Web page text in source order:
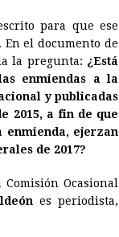
para que ese
el documento de
la pregunta: ¿Está
enmiendas a la
y publicadas
2015, a fin de que
enmienda, ejerzan
de 2017?
Ocasional
es periodista,